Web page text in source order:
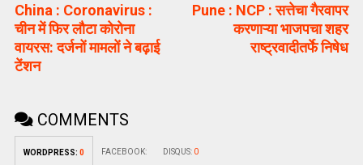
China : Coronavirus :
चीन में फिर लौटा कोरोना
वायरस: दर्जनों मामलों ने बढ़ाई
टेंशन
Pune : NCP : सत्तेचा गैरवापर
करणाऱ्या भाजपचा शहर
राष्ट्रवादीतर्फे निषेध
COMMENTS
WORDPRESS: 0 FACEBOOK: DISQUS: 0